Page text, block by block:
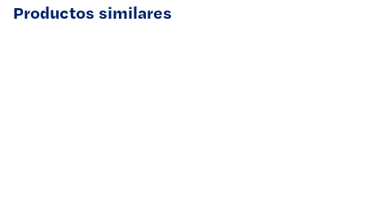
Productos similares